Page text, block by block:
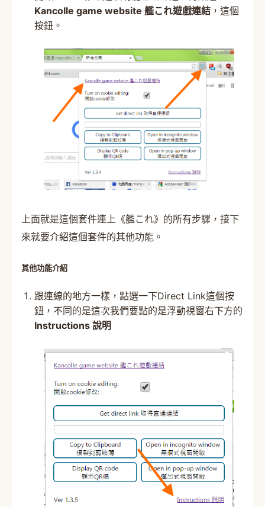
Kancolle game website 艦これ遊戲連結 ，這個
按鈕。
上面就是這個套件連上《艦これ》的所有步驟，接下
來就要介紹這個套件的其他功能。
其他功能介紹
跟連線的地方一樣，點選一下Direct Link這個按
鈕，不同的是這次我們要點的是浮動視窗右下方的
Instructions 說明